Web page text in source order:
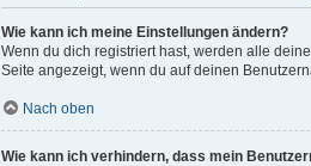
Wie kann ich meine Einstellungen ändern?
Wenn du dich registriert hast, werden alle
Seite angezeigt, wenn du auf deinen
Nach oben
Wie kann ich verhindern, dass mein